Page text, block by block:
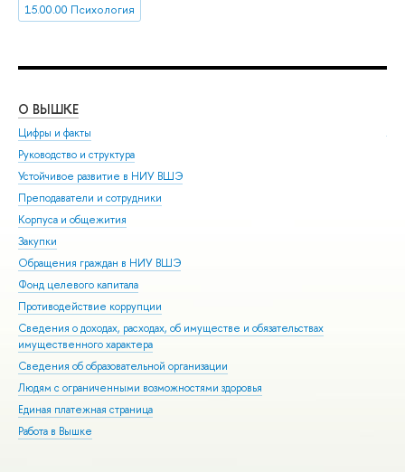
15.00.00 Психология
О ВЫШКЕ
Цифры и факты
Руководство и структура
Устойчивое развитие в НИУ ВШЭ
Преподаватели и сотрудники
Корпуса и общежития
Закупки
Обращения граждан в НИУ ВШЭ
Фонд целевого капитала
Противодействие коррупции
Сведения о доходах, расходах, об имуществе и обязательствах
имущественного характера
Сведения об образовательной организации
Людям с ограниченными возможностями здоровья
Единая платежная страница
Работа в Вышке